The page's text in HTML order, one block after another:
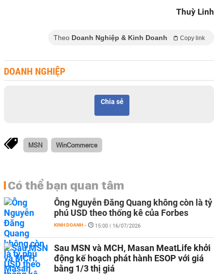
Thuỳ Linh
Theo Doanh Nghiệp & Kinh Doanh Copy link
DOANH NGHIỆP
Chia sẻ
MSN WinCommerce
Có thể bạn quan tâm
Ông Nguyễn Đăng Quang không còn là tỷ
phú USD theo thống kê của Forbes
KINH DOANH - 15:00 | 16/07/2026
Sau MSN và MCH, Masan MeatLife khởi
động kế hoạch phát hành ESOP với giá
bằng 1/3 thị giá